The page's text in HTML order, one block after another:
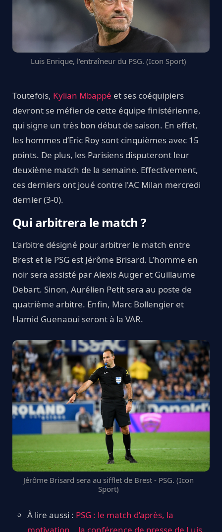
Luis Enrique, l'entraîneur du PSG. (Icon Sport)
Toutefois, Kylian Mbappé et ses coéquipiers
devront se méfier de cette équipe finistérienne,
qui signe un très bon début de saison. En effet,
les hommes d’Eric Roy sont cinquièmes avec 15
points. De plus, les Parisiens disputeront leur
deuxième match de la semaine. Effectivement,
ces derniers ont joué contre l'AC Milan mercredi
dernier (3-0).
Qui arbitrera le match ?
L’arbitre désigné pour arbitrer le match entre
Brest et le PSG est Jérôme Brisard. L’homme en
noir sera assisté par Alexis Auger et Guillaume
Debart. Sinon, Aurélien Petit sera au poste de
quatrième arbitre. Enfin, Marc Bollengier et
Hamid Guenaoui seront à la VAR.
Jérôme Brisard sera au sifflet de Brest - PSG. (Icon
Sport)
À lire aussi : PSG : le match d’après, la
motivation… la conférence de presse de Luis